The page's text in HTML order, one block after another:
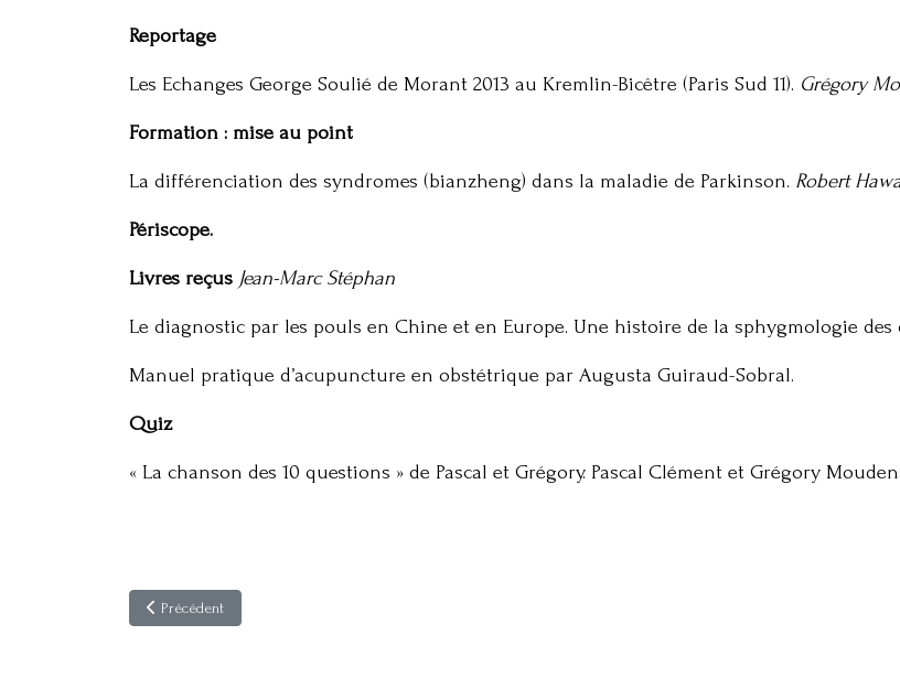
Reportage
Les Echanges George Soulié de Morant 2013 au Kremlin-Bicêtre (Paris Sud 11). Grégory
Formation : mise au point
La différenciation des syndromes (bianzheng) dans la maladie de Parkinson. Robert
Périscope.
Livres reçus Jean-Marc Stéphan
Le diagnostic par les pouls en Chine et en Europe. Une histoire de la sphygmologie des
Manuel pratique d’acupuncture en obstétrique par Augusta Guiraud-Sobral.
Quiz
« La chanson des 10 questions » de Pascal et Grégory. Pascal Clément et Grégory
Article précédent : Acupuncture & Moxibustion 12(1)
Précédent